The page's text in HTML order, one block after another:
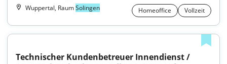
Wuppertal, RaumSolingen Homeoffice Vollzeit
Technischer Kundenbetreuer Innendienst /